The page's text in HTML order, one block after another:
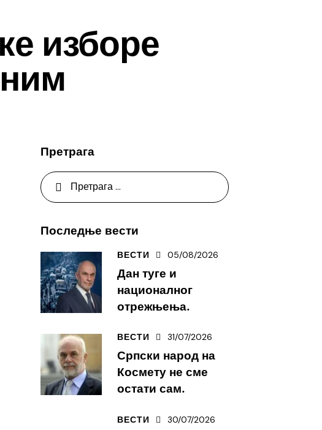
изборе
Претрага
Последње вести
ВЕСТИ 05/08/2026
Дан туге и
националног
отрежњења.
ВЕСТИ 31/07/2026
Српски народ на
Космету не сме
остати сам.
ВЕСТИ 30/07/2026